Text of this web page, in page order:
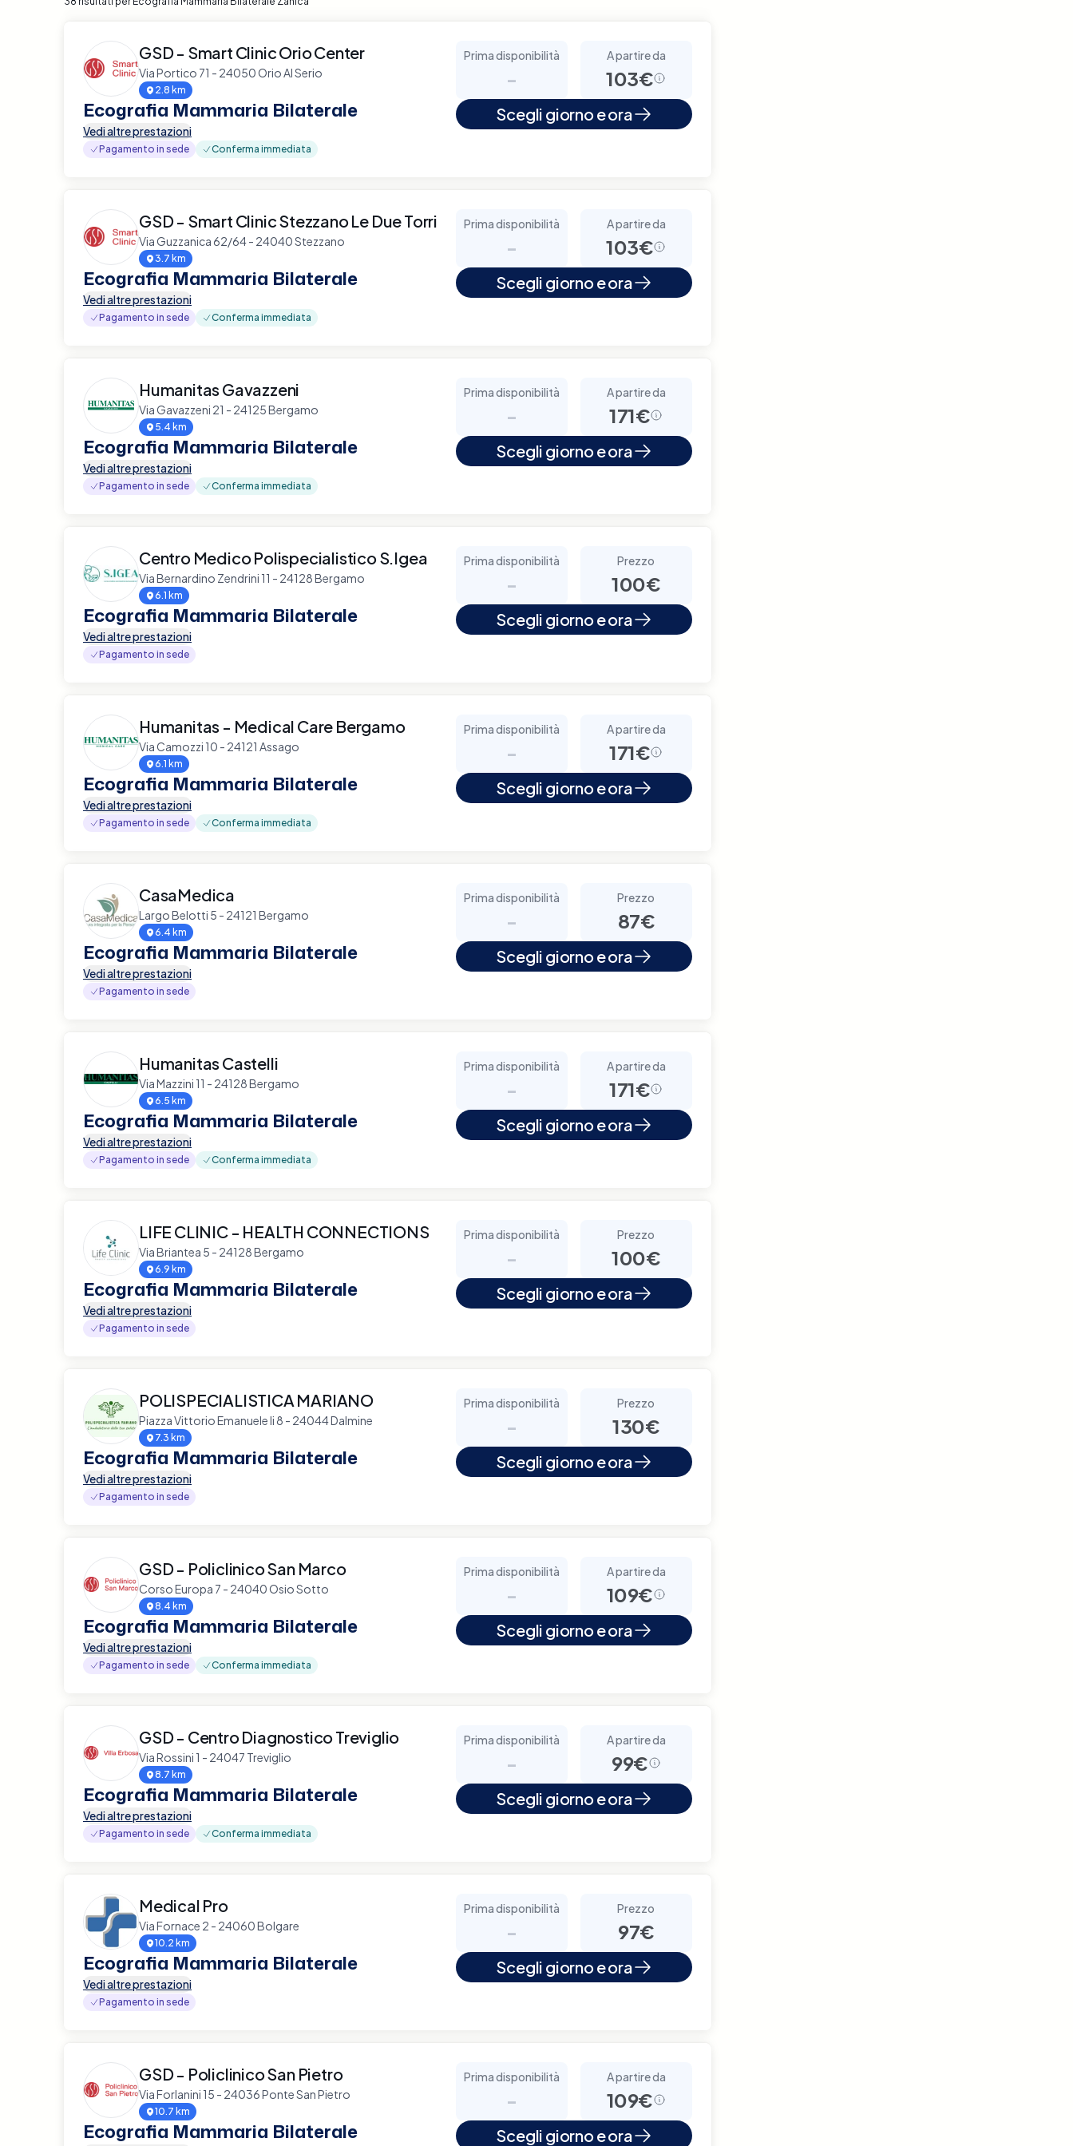
GSD - Smart Clinic Orio Center
Via Portico 71 - 24050 Orio Al Serio
2.8 km
Ecografia Mammaria Bilaterale
Vedi altre prestazioni
Pagamento in sede Conferma immediata
Prima disponibilità
-
A partire da
103€
Scegli giorno e ora
GSD - Smart Clinic Stezzano Le Due Torri
Via Guzzanica 62/64 - 24040 Stezzano
3.7 km
Ecografia Mammaria Bilaterale
Vedi altre prestazioni
Pagamento in sede Conferma immediata
Prima disponibilità
-
A partire da
103€
Scegli giorno e ora
Humanitas Gavazzeni
Via Gavazzeni 21 - 24125 Bergamo
5.4 km
Ecografia Mammaria Bilaterale
Vedi altre prestazioni
Pagamento in sede Conferma immediata
Prima disponibilità
-
A partire da
171€
Scegli giorno e ora
Centro Medico Polispecialistico S.Igea
Via Bernardino Zendrini 11 - 24128 Bergamo
6.1 km
Ecografia Mammaria Bilaterale
Vedi altre prestazioni
Pagamento in sede
Prima disponibilità
-
Prezzo
100€
Scegli giorno e ora
Humanitas - Medical Care Bergamo
Via Camozzi 10 - 24121 Assago
6.1 km
Ecografia Mammaria Bilaterale
Vedi altre prestazioni
Pagamento in sede Conferma immediata
Prima disponibilità
-
A partire da
171€
Scegli giorno e ora
CasaMedica
Largo Belotti 5 - 24121 Bergamo
6.4 km
Ecografia Mammaria Bilaterale
Vedi altre prestazioni
Pagamento in sede
Prima disponibilità
-
Prezzo
87€
Scegli giorno e ora
Humanitas Castelli
Via Mazzini 11 - 24128 Bergamo
6.5 km
Ecografia Mammaria Bilaterale
Vedi altre prestazioni
Pagamento in sede Conferma immediata
Prima disponibilità
-
A partire da
171€
Scegli giorno e ora
LIFE CLINIC - HEALTH CONNECTIONS
Via Briantea 5 - 24128 Bergamo
6.9 km
Ecografia Mammaria Bilaterale
Vedi altre prestazioni
Pagamento in sede
Prima disponibilità
-
Prezzo
100€
Scegli giorno e ora
POLISPECIALISTICA MARIANO
Piazza Vittorio Emanuele Ii 8 - 24044 Dalmine
7.3 km
Ecografia Mammaria Bilaterale
Vedi altre prestazioni
Pagamento in sede
Prima disponibilità
-
Prezzo
130€
Scegli giorno e ora
GSD - Policlinico San Marco
Corso Europa 7 - 24040 Osio Sotto
8.4 km
Ecografia Mammaria Bilaterale
Vedi altre prestazioni
Pagamento in sede Conferma immediata
Prima disponibilità
-
A partire da
109€
Scegli giorno e ora
GSD - Centro Diagnostico Treviglio
Via Rossini 1 - 24047 Treviglio
8.7 km
Ecografia Mammaria Bilaterale
Vedi altre prestazioni
Pagamento in sede Conferma immediata
Prima disponibilità
-
A partire da
99€
Scegli giorno e ora
Medical Pro
Via Fornace 2 - 24060 Bolgare
10.2 km
Ecografia Mammaria Bilaterale
Vedi altre prestazioni
Pagamento in sede
Prima disponibilità
-
Prezzo
97€
Scegli giorno e ora
GSD - Policlinico San Pietro
Via Forlanini 15 - 24036 Ponte San Pietro
10.7 km
Ecografia Mammaria Bilaterale
Prima disponibilità
-
A partire da
109€
Scegli giorno e ora